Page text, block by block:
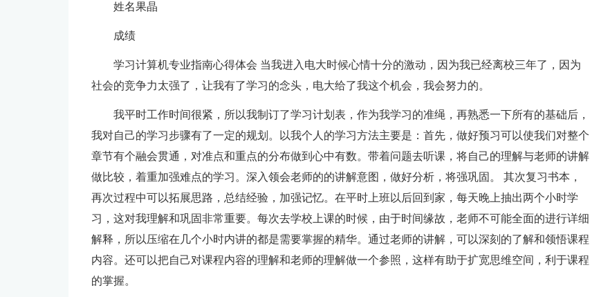
姓名果晶
成绩
学习计算机专业指南心得体会 当我进入电大时候心情十分的激动，因为我已经离校三年了，因为
社会的竞争力太强了，让我有了学习的念头，电大给了我这个机会，我会努力的。
我平时工作时间很紧，所以我制订了学习计划表，作为我学习的准绳，再熟悉一下所有的基础后，
我对自己的学习步骤有了一定的规划。以我个人的学习方法主要是：首先，做好预习可以使我们对整个
章节有个融会贯通，对准点和重点的分布做到心中有数。带着问题去听课，将自己的理解与老师的讲解
做比较，着重加强难点的学习。深入领会老师的的讲解意图，做好分析，将强巩固。 其次复习书本，
再次过程中可以拓展思路，总结经验，加强记忆。在平时上班以后回到家，每天晚上抽出两个小时学
习，这对我理解和巩固非常重要。每次去学校上课的时候，由于时间缘故，老师不可能全面的进行详细
解释，所以压缩在几个小时内讲的都是需要掌握的精华。通过老师的讲解，可以深刻的了解和领悟课程
内容。还可以把自己对课程内容的理解和老师的理解做一个参照，这样有助于扩宽思维空间，利于课程
的掌握。